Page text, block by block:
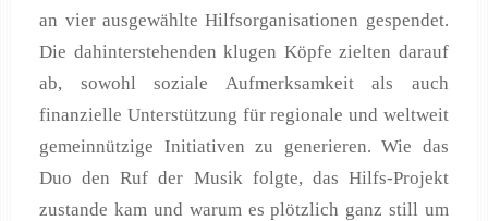
an vier ausgewählte Hilfsorganisationen gespendet.
Die dahinterstehenden klugen Köpfe zielten darauf
ab, sowohl soziale Aufmerksamkeit als auch
finanzielle Unterstützung für regionale und weltweit
gemeinnützige Initiativen zu generieren. Wie das
Duo den Ruf der Musik folgte, das Hilfs-Projekt
zustande kam und warum es plötzlich ganz still um